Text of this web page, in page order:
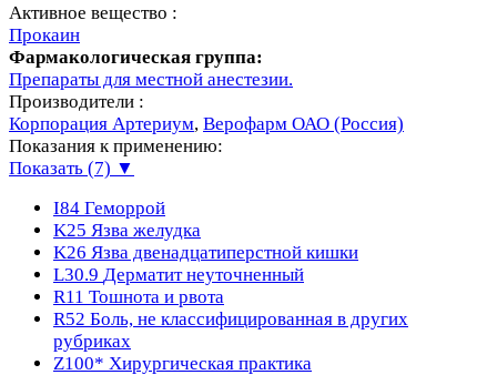
Активное вещество :
Прокаин
Фармакологическая группа:
Препараты для местной анестезии.
Производители :
Корпорация Артериум, Верофарм ОАО (Россия)
Показания к применению:
Показать (7) ▼
I84 Геморрой
K25 Язва желудка
K26 Язва двенадцатиперстной кишки
L30.9 Дерматит неуточненный
R11 Тошнота и рвота
R52 Боль, не классифицированная в других
рубриках
Z100* Хирургическая практика